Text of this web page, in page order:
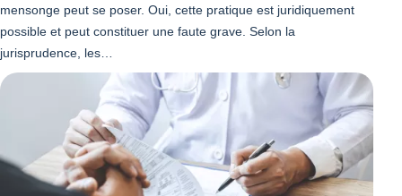
mensonge peut se poser. Oui, cette pratique est juridiquement
possible et peut constituer une faute grave. Selon la
jurisprudence, les…